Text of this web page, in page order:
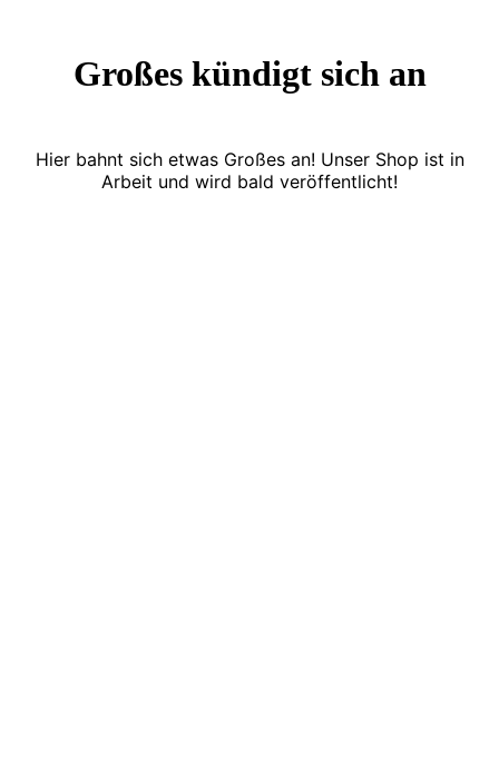
Großes kündigt sich an
Hier bahnt sich etwas Großes an! Unser Shop ist in
Arbeit und wird bald veröffentlicht!